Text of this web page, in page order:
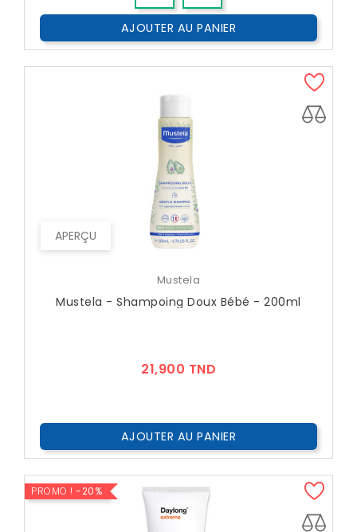
AJOUTER AU PANIER
APERÇU
Mustela
Mustela - Shampoing Doux Bébé - 200ml
21,900 TND
AJOUTER AU PANIER
PROMO ! -20%